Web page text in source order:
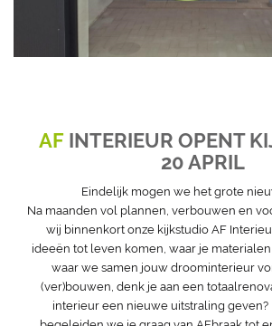
AF INTERIEUR OPENT
20 APRIL
Eindelijk mogen we het grote
Na maanden vol plannen, verbouwen en
wij binnenkort onze kijkstudio AF
ideeën tot leven komen, waar je
waar we samen jouw droominterieur
(ver)bouwen, denk je aan een
interieur een nieuwe uitstraling geven?